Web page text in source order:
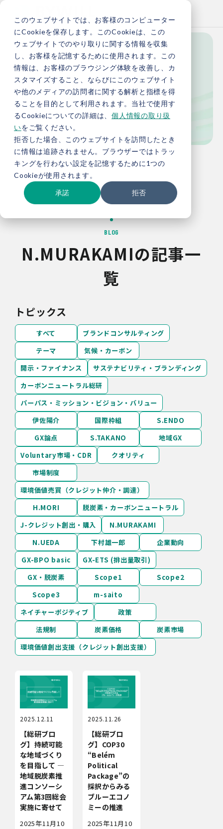
このウェブサイトでは、お客様のコンピューター
にCookieを保存します。このCookieは、この
ウェブサイトでのやり取りに関する情報を収集
し、お客様を記憶するために使用されます。この
情報は、お客様のブラウジング体験を改善し、カ
スタマイズすること、ならびにこのウェブサイト
や他のメディアの訪問者に関する解析と指標を得
ることを目的として利用されます。当社で使用す
るCookieについての詳細は、 個人情報の取り扱
いをご覧ください。
拒否した場合、このウェブサイトを訪問したとき
に情報は追跡されません。ブラウザーではトラッ
キングを行わない設定を記憶するために1つの
Cookieが使用されます。
承諾 拒否
Blog
ブログ
TOP お役立ち情報 ブログ
BLOG
N.MURAKAMIの記事一
覧
トピックス
すべて
ブランドコンサルティング
テーマ
気候・カーボン
開示・ファイナンス
サステナビリティ・ブランディング
カーボンニュートラル総研
パーパス・ミッション・ビジョン・バリュー
伊佐陽介
国際枠組
S.ENDO
GX論点
S.TAKANO
地域GX
Voluntary市場・CDR
クオリティ
市場制度
環境価値売買（クレジット仲介・調達）
H.MORI
脱炭素・カーボンニュートラル
J-クレジット創出・購入
N.MURAKAMI
N.UEDA
下村雄一郎
企業動向
GX-BPO basic
GX-ETS (排出量取引)
GX・脱炭素
Scope1
Scope2
Scope3
m-saito
ネイチャーポジティブ
政策
法規制
炭素価格
炭素市場
環境価値創出支援（クレジット創出支援）
2025.12.11
【総研ブロ
グ】持続可能
な地域づくり
を目指して ―
地域脱炭素推
進コンソーシ
アム第3回総会
実施に寄せて
2025年11月10
2025.11.26
【総研ブロ
グ】COP30
“Belém
Political
Package”の
採択からみる
ブルーエコノ
ミーの推進
2025年11月10